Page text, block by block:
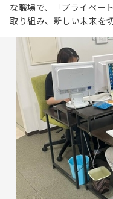
な職場で、「プライベー
取り組み、新しい未来を